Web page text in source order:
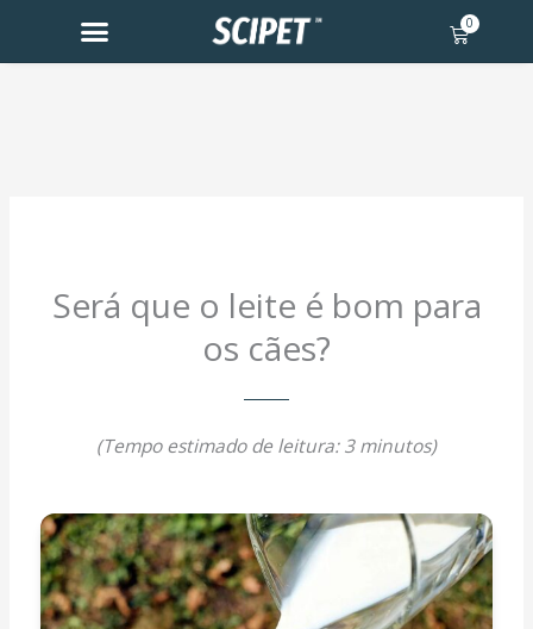
0
Cart
Será que o leite é bom para
os cães?
(Tempo estimado de leitura: 3 minutos)